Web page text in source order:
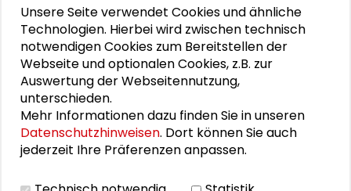
Jana Freihöfer
Gösta Gantner
Alexander Gemeinhardt
Rocío Guenther
Dirk Jörke
Andrzej Kaluza
Unsere Seite verwendet Cookies und ähnliche
Technologien. Hierbei wird zwischen technisch
notwendigen Cookies zum Bereitstellen der
Webseite und optionalen Cookies, z.B. zur
Auswertung der Webseitennutzung,
unterschieden.
Mehr Informationen dazu finden Sie in unseren
Datenschutzhinweisen. Dort können Sie auch
jederzeit Ihre Präferenzen anpassen.